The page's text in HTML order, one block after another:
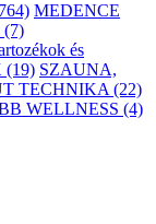
MEDENCE
(7)
és
(19) SZAUNA,
TECHNIKA (22)
WELLNESS (4)